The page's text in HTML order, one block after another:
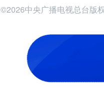
©2026中央广播电视总台版